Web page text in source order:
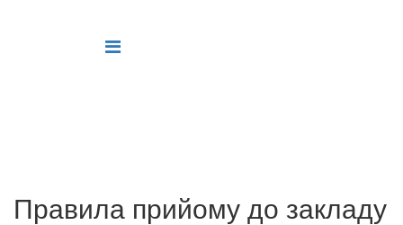
Правила прийому до закладу